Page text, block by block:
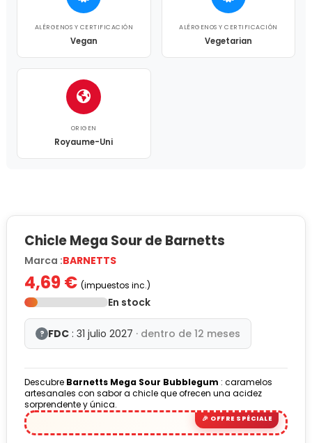
ALÉRGENOS Y CERTIFICACIÓN
Vegan
ALÉRGENOS Y CERTIFICACIÓN
Vegetarian
ORIGEN
Royaume-Uni
Chicle Mega Sour de Barnetts
Marca :BARNETTS
4,69 € (impuestos inc.)
En stock
? FDC : 31 julio 2027 · dentro de 12 meses
Descubre Barnetts Mega Sour Bubblegum : caramelos
artesanales con sabor a chicle que ofrecen una acidez
sorprendente y única.